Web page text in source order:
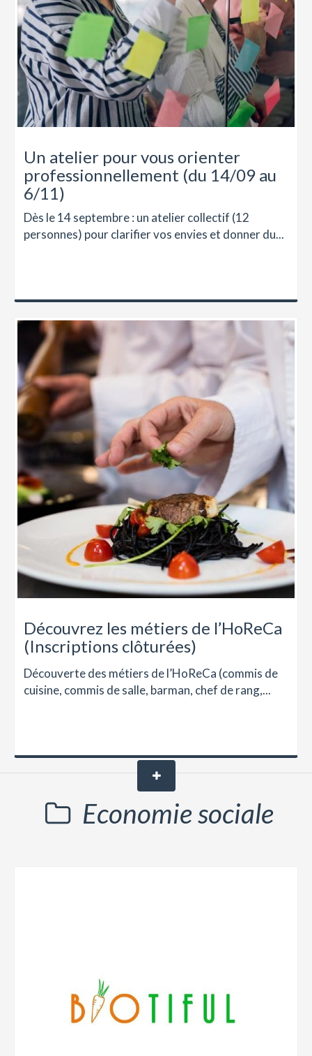
Un atelier pour vous orienter
professionnellement (du 14/09 au
6/11)
Dès le 14 septembre : un atelier collectif (12
personnes) pour clarifier vos envies et donner du...
Découvrez les métiers de l’HoReCa
(Inscriptions clôturées)
Découverte des métiers de l’HoReCa (commis de
cuisine, commis de salle, barman, chef de rang,...
Economie sociale